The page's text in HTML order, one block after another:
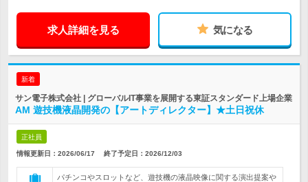
求人詳細を見る 気になる
新着
サン電子株式会社 | グローバルIT事業を展開する東証スタンダード上場企業
AM 遊技機液晶開発の【アートディレクター】★土日祝休
正社員
情報更新日：2026/06/17 終了予定日： 2026/12/03
パチンコやスロットなど、遊技機の液晶映像に関する演出提案や